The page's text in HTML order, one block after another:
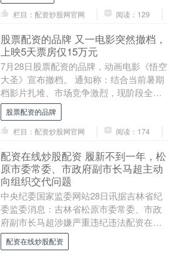
栏目：配资炒股网官网
阅读：129
股票配资的品牌 又一电影突然撤档，
上映5天票房仅15万元
7月28日股票配资的品牌，动画电影《悟空
大圣》宣布撤档。 通知称：结合当前暑期
档影片扎堆、市场竞争激烈，现阶段全国
排片资源有限，影片优质口碑无法充分释
放。经出品....
股票配资的品牌
栏目：配资炒股网官网
阅读：174
配资在线炒股配资 履新不到一年，松
原市委常委、市政府副市长马超主动
向组织交代问题
中央纪委国家监委网站28日讯据吉林省纪
委监委消息：吉林省松原市委常委、市政
府副市长马超涉嫌严重违纪违法配资在线
炒股配资，主动向组织交代问题，目前正
接受吉林省纪委....
配资在线炒股配资